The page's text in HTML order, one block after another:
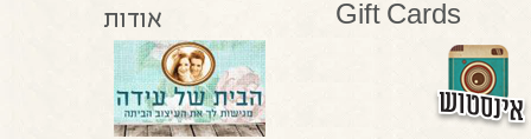
Gift Cards אודות